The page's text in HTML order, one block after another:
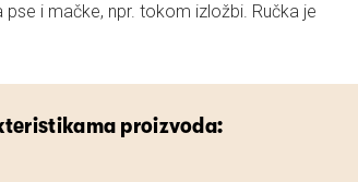
i mačke, npr. tokom izložbi. Ručka je
proizvoda: